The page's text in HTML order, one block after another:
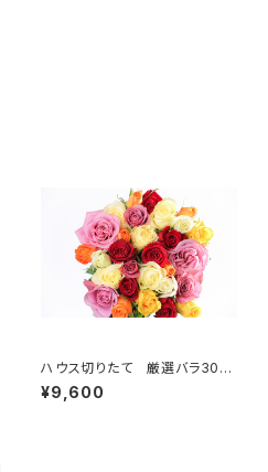
ハウス切りたて 厳選バラ30
本 ＜ご自宅用＞ 【送料無
料】
¥9,600